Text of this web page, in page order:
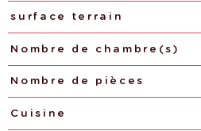
surface terrain
Nombre de chambre(s)
Nombre de pièces
Cuisine